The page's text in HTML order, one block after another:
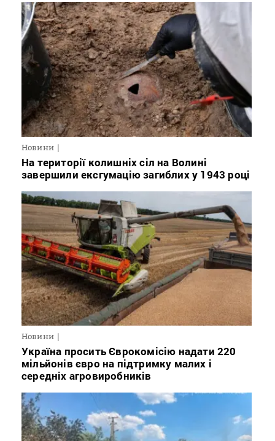
Новини
На території колишніх сіл на Волині
завершили ексгумацію загиблих у 1943 році
Новини
Україна просить Єврокомісію надати 220
мільйонів євро на підтримку малих і
середніх агровиробників